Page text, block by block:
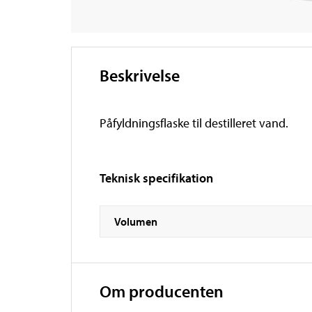
Beskrivelse
Påfyldningsflaske til destilleret vand.
Teknisk specifikation
Volumen
Om producenten